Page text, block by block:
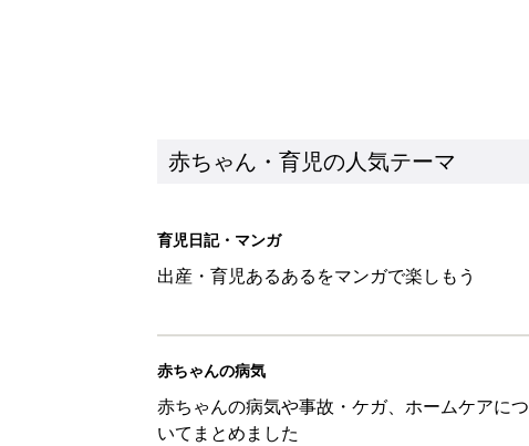
赤ちゃん・育児の人気テーマ
育児日記・マンガ
出産・育児あるあるをマンガで楽しもう
赤ちゃんの病気
赤ちゃんの病気や事故・ケガ、ホームケアにつ
いてまとめました